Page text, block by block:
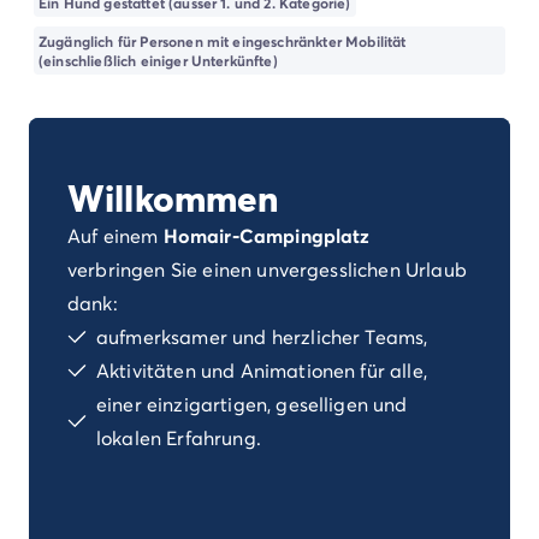
Campingplatz Kvarner
Campingplatz Frankreich
Campingplatz Aquitaine
Campingplatz Gironde
Campingplatz Lacanau
Campingplatz Landes
Campingplatz Hossegor
Campingplatz Bretagne
Campingplatz Elsass
Campingplatz Korsika
Campingplatz Languedoc Roussillon
Campingplatz Pays de la Loire
Campingplatz Vendée
Zugänglich für Personen mit eingeschränkter Mobilität
(einschließlich einiger Unterkünfte)
Willkommen
Auf einem Homair-Campingplatz
verbringen Sie einen unvergesslichen Urlaub
dank:
aufmerksamer und herzlicher Teams,
Aktivitäten und Animationen für alle,
einer einzigartigen, geselligen und
lokalen Erfahrung.